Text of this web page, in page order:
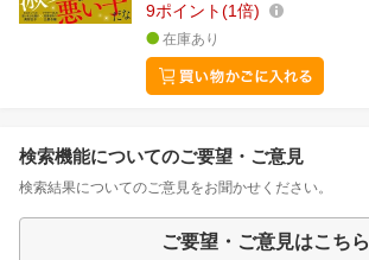
9ポイント 1倍
在庫あり
検索機能についてのご要望・ご意見
検索結果についてのご意見をお聞かせください。
ご要望・ご意見はこちら